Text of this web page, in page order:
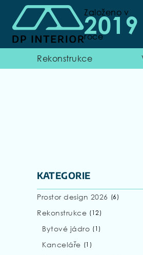
Založeno v
2019
roce
Rekonstrukce
KATEGORIE
Prostor design 2026 (6)
Rekonstrukce (12)
Bytové jádro (1 )
Kanceláře (1 )